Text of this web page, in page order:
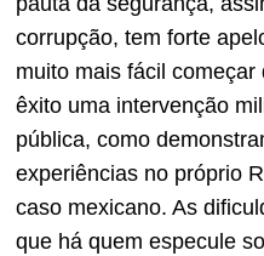
corrupção, tem forte
muito mais fácil
êxito uma intervenção
pública, como
experiências no próprio
caso mexicano. As
que há quem especule